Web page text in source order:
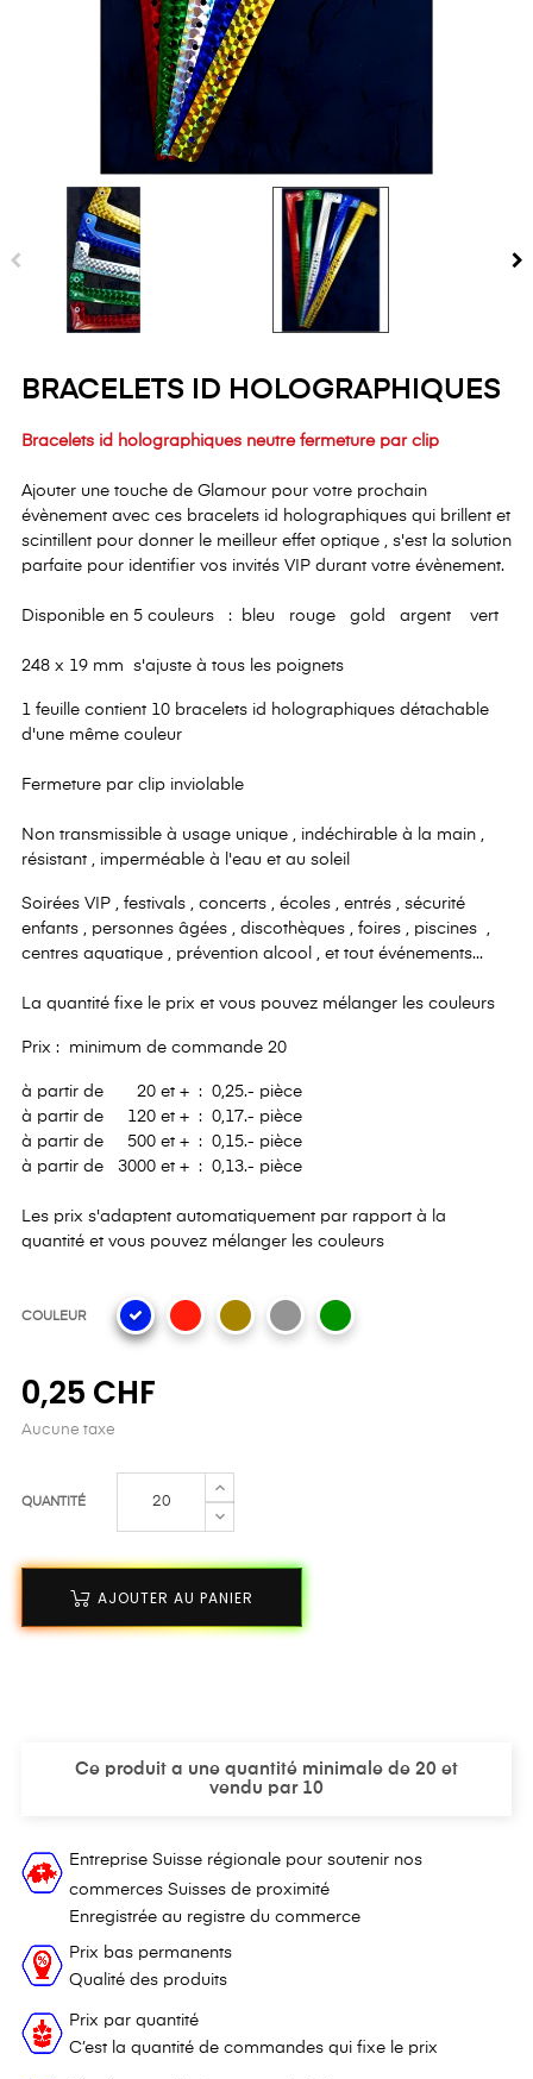
BRACELETS ID HOLOGRAPHIQUES
Bracelets id holographiques neutre fermeture par clip
Ajouter une touche de Glamour pour votre prochain
évènement avec ces bracelets id holographiques qui brillent et
scintillent pour donner le meilleur effet optique , s'est la solution
parfaite pour identifier vos invités VIP durant votre évènement.
Disponible en 5 couleurs : bleu rouge gold argent vert
248 x 19 mm s'ajuste à tous les poignets
1 feuille contient 10 bracelets id holographiques détachable
d'une même couleur
Fermeture par clip inviolable
Non transmissible à usage unique , indéchirable à la main ,
résistant , imperméable à l'eau et au soleil
Soirées VIP , festivals , concerts , écoles , entrés , sécurité
enfants , personnes âgées , discothèques , foires , piscines ,
centres aquatique , prévention alcool , et tout événements...
La quantité fixe le prix et vous pouvez mélanger les couleurs
Prix : minimum de commande 20
à partir de 20 et + : 0,25.- pièce
à partir de 120 et + : 0,17.- pièce
à partir de 500 et + : 0,15.- pièce
à partir de 3000 et + : 0,13.- pièce
Les prix s'adaptent automatiquement par rapport à la
quantité et vous pouvez mélanger les couleurs
COULEUR
0,25 CHF
Aucune taxe
QUANTITÉ
AJOUTER AU PANIER
Ce produit a une quantité minimale de 20 et
vendu par 10
Entreprise Suisse régionale pour soutenir nos
commerces Suisses de proximité
Enregistrée au registre du commerce
Prix bas permanents
Qualité des produits
Prix par quantité
C’est la quantité de commandes qui fixe le prix